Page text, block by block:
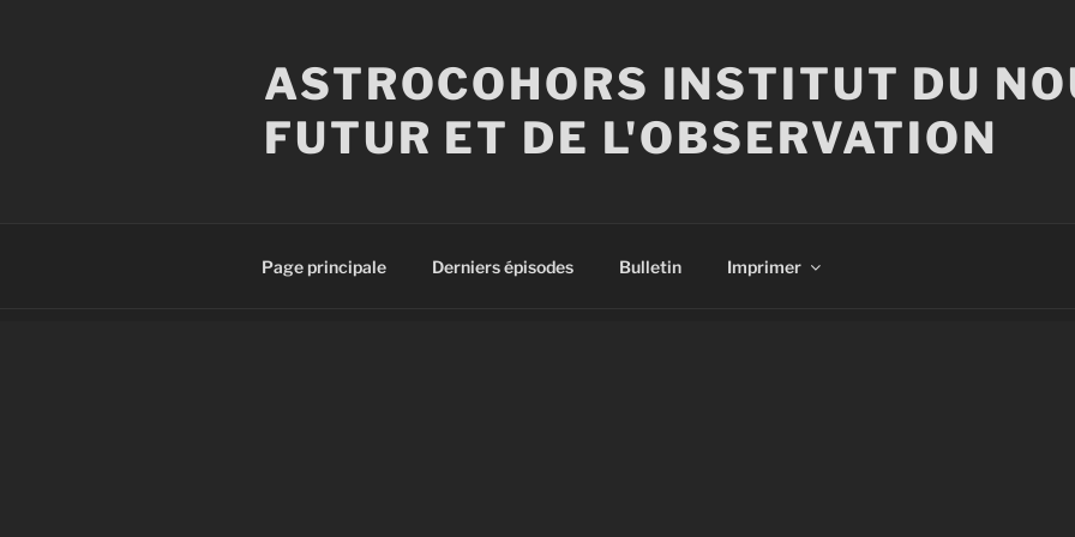
ASTROCOHORS INSTITUT DU
FUTUR ET DE L'OBSERVATION
Page principale Derniers épisodes Bulletin Imprimer